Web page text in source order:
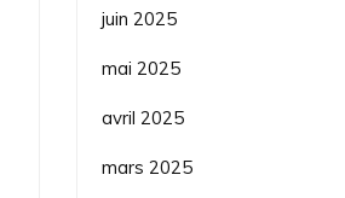
juin 2025
mai 2025
avril 2025
mars 2025